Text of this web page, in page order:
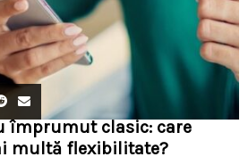
împrumut clasic: care
multă flexibilitate?